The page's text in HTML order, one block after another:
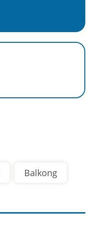
Balkong